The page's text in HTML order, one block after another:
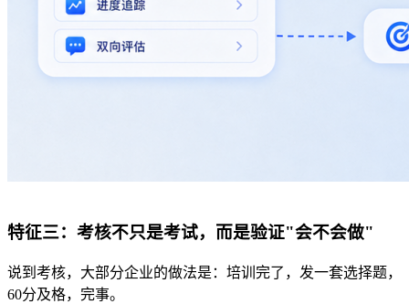
特征三：考核不只是考试，而是验证"会不会做"
说到考核，大部分企业的做法是：培训完了，发一套选择题，
60分及格，完事。